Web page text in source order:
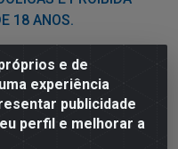
e de
experiência
publicidade
perfil e melhorar a
18 ANOS.
2738, Bloco F -
400 - CNPJ
41